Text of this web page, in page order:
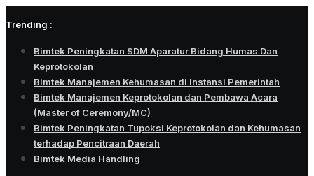
to
Trending :
Bimtek Peningkatan SDM Aparatur Bidang Humas Dan
Keprotokolan
Bimtek Manajemen Kehumasan di Instansi Pemerintah
Bimtek Manajemen Keprotokolan dan Pembawa Acara
(Master of Ceremony/MC)
Bimtek Peningkatan Tupoksi Keprotokolan dan Kehumasan
terhadap Pencitraan Daerah
Bimtek Media Handling